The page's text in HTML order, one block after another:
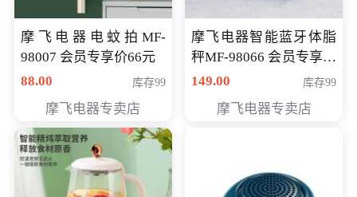
摩飞电器电蚊拍MF-
98007 会员专享价66元
88.00
库存99
摩飞电器专卖店
摩飞电器智能蓝牙体脂
秤MF-98066 会员专享价
98元
149.00 库存99
摩飞电器专卖店